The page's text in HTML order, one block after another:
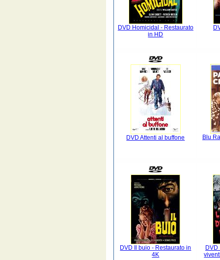
DVD Homicidal - Restaurato
in HD
DVD Attenti al buffone Blu
DVD Il buio - Restaurato in
4K
DVD